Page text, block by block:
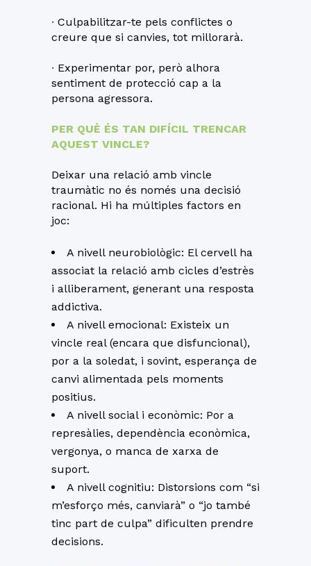
∙ Culpabilitzar-te pels conflictes o
creure que si canvies, tot millorarà.
∙ Experimentar por, però alhora
sentiment de protecció cap a la
persona agressora.
PER QUÈ ÉS TAN DIFÍCIL TRENCAR
AQUEST VINCLE?
Deixar una relació amb vincle
traumàtic no és només una decisió
racional. Hi ha múltiples factors en
joc:
A nivell neurobiològic: El cervell ha
associat la relació amb cicles d’estrès
i alliberament, generant una resposta
addictiva.
A nivell emocional: Existeix un
vincle real (encara que disfuncional),
por a la soledat, i sovint, esperança de
canvi alimentada pels moments
positius.
A nivell social i econòmic: Por a
represàlies, dependència econòmica,
vergonya, o manca de xarxa de
suport.
A nivell cognitiu: Distorsions com “si
m’esforço més, canviarà” o “jo també
tinc part de culpa” dificulten prendre
decisions.